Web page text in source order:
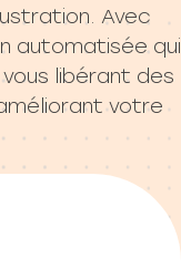
Avec
automatisée qui
libérant des
votre